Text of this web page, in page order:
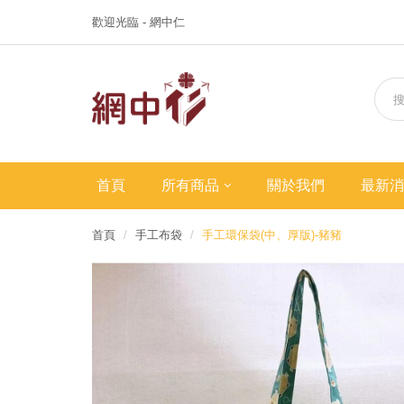
歡迎光臨 - 網中仁
首頁 所有商品 關於我們 最新
首頁 手工布袋 手工環保袋(中、厚版)-豬豬